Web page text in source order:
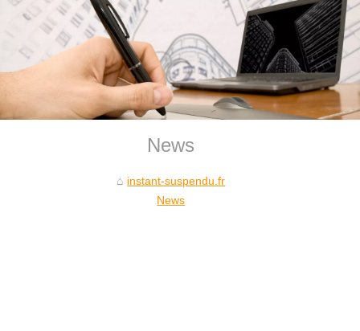
News
instant-suspendu.fr
News